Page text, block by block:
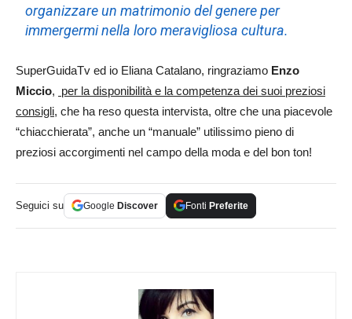
organizzare un matrimonio del genere per
immergermi nella loro meravigliosa cultura.
SuperGuidaTv ed io Eliana Catalano, ringraziamo Enzo
Miccio, per la disponibilità e la competenza dei suoi preziosi
consigli, che ha reso questa intervista, oltre che una piacevole
“chiacchierata”, anche un “manuale” utilissimo pieno di
preziosi accorgimenti nel campo della moda e del bon ton!
Seguici su Google Discover Fonti Preferite